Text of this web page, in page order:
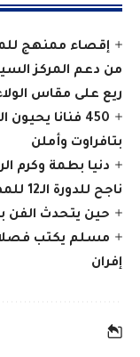
إقصاء ممنهج
من دعم المركز
ريع على مقاس
450 فنانا
بتافراوت وأملن
دنيا بطمة وكرم
ناجح للدورة الـ12 للمهرجان المتوسطي للناظور
حين يتحدث الفن
مسلم يكتب فصلا
إفران